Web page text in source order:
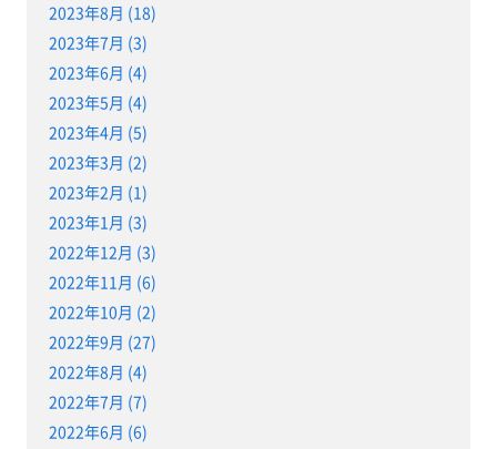
2023年8月 (18)
2023年7月 (3)
2023年6月 (4)
2023年5月 (4)
2023年4月 (5)
2023年3月 (2)
2023年2月 (1)
2023年1月 (3)
2022年12月 (3)
2022年11月 (6)
2022年10月 (2)
2022年9月 (27)
2022年8月 (4)
2022年7月 (7)
2022年6月 (6)